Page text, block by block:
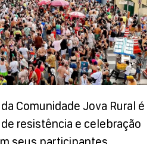
Comunidade Jova Rural é
resistência e celebração